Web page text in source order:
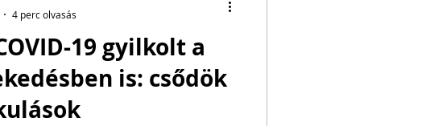
19 gyilkolt a
is: csődök
4 perc olvasás